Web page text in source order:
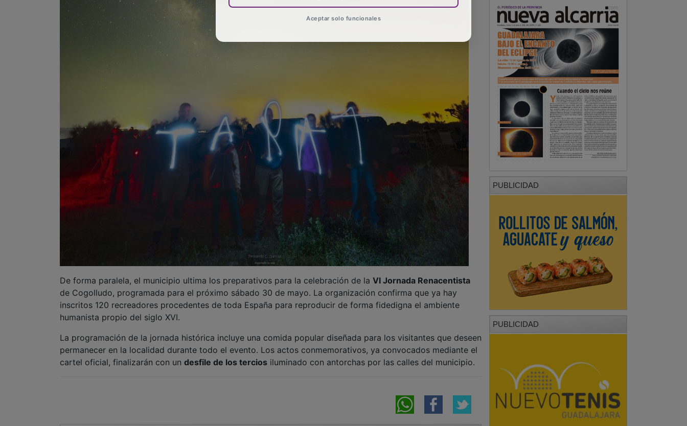
De forma paralela, el municipio ultima los preparativos para la celebración de la VI Jornada Renacentista
de Cogolludo, programada para el próximo sábado 30 de mayo. La organización confirma que ya hay
inscritos 120 recreadores procedentes de toda España para reproducir de forma fidedigna el ambiente
humanista propio del siglo XVI.
La programación de la jornada histórica incluye una comida popular diseñada para los visitantes que deseen
permanecer en la localidad durante todo el evento. Los actos conmemorativos, ya convocados mediante el
cartel oficial, finalizarán con un desfile de los tercios iluminado con antorchas por las calles del municipio.
PUBLICIDAD
PUBLICIDAD
Aceptar solo funcionales